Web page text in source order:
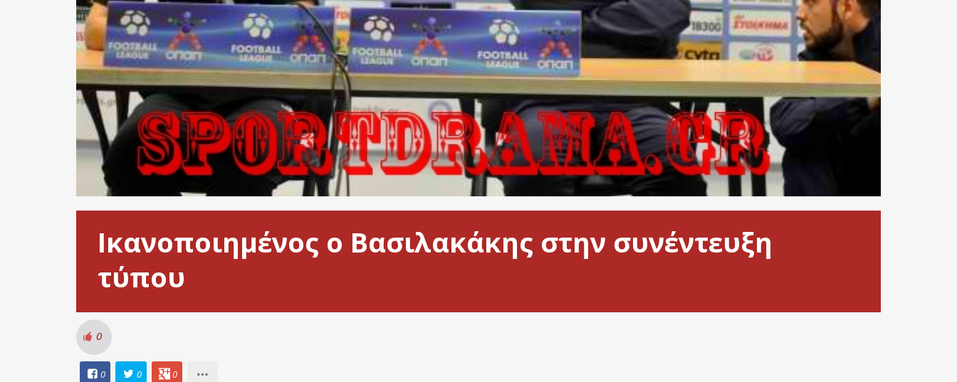
Ικανοποιημένος ο Βασιλακάκης στην συνέντευξη
τύπου
0
0 0 0